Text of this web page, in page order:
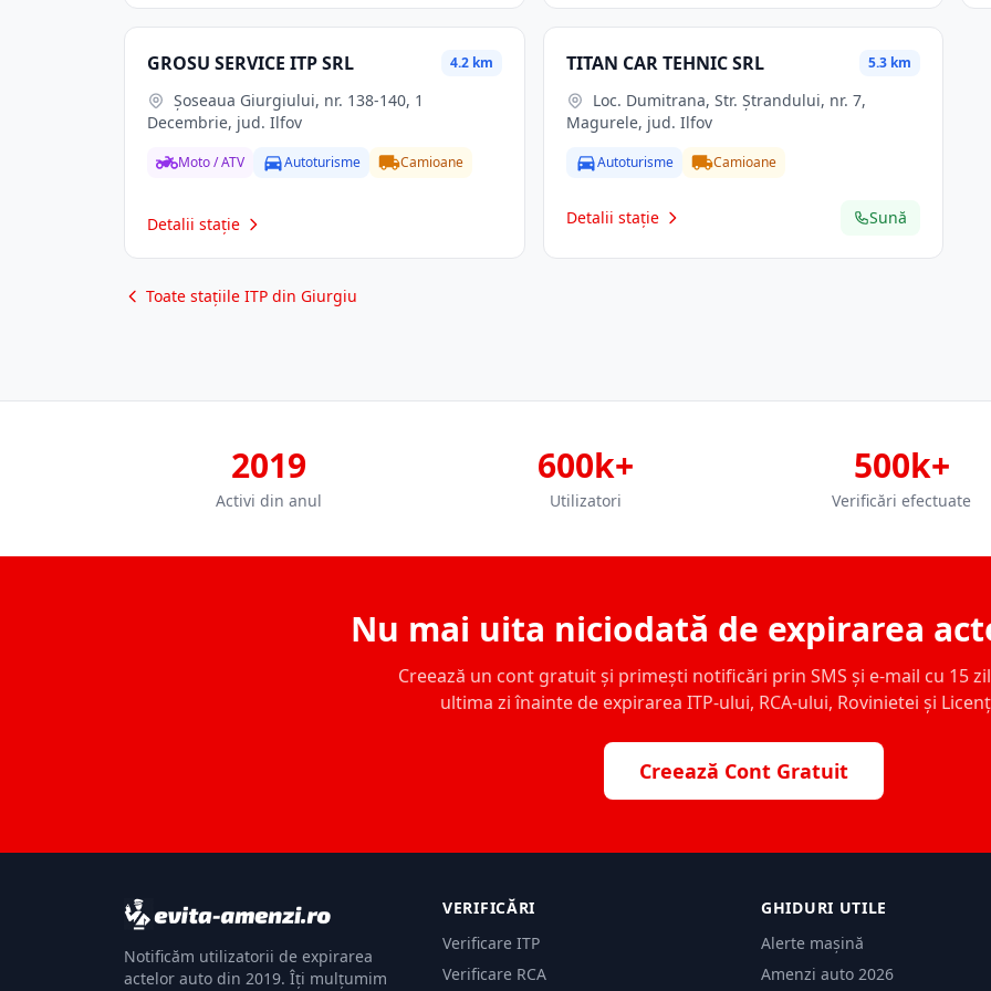
GROSU SERVICE ITP SRL 4.2 km
Decembrie, jud. Ilfov
Moto / ATV Autoturisme Camioane
Detalii stație
TITAN CAR TEHNIC SRL 5.3 km
Magurele, jud. Ilfov
Autoturisme Camioane
Detalii stație Sună
Toate stațiile ITP din Giurgiu
2019
Activi din anul
600k+
Utilizatori
500k+
Verificări efectuate
Nu mai uita niciodată de expirarea
Creează un cont gratuit și primești notificări prin SMS și e-mail cu 15
ultima zi înainte de expirarea ITP-ului, RCA-ului, Rovinietei și
Creează Cont Gratuit
Notificăm utilizatorii de expirarea
actelor auto din 2019. Îți mulțumim
VERIFICĂRI
Verificare ITP
Verificare RCA
GHIDURI UTILE
Alerte mașină
Amenzi auto 2026